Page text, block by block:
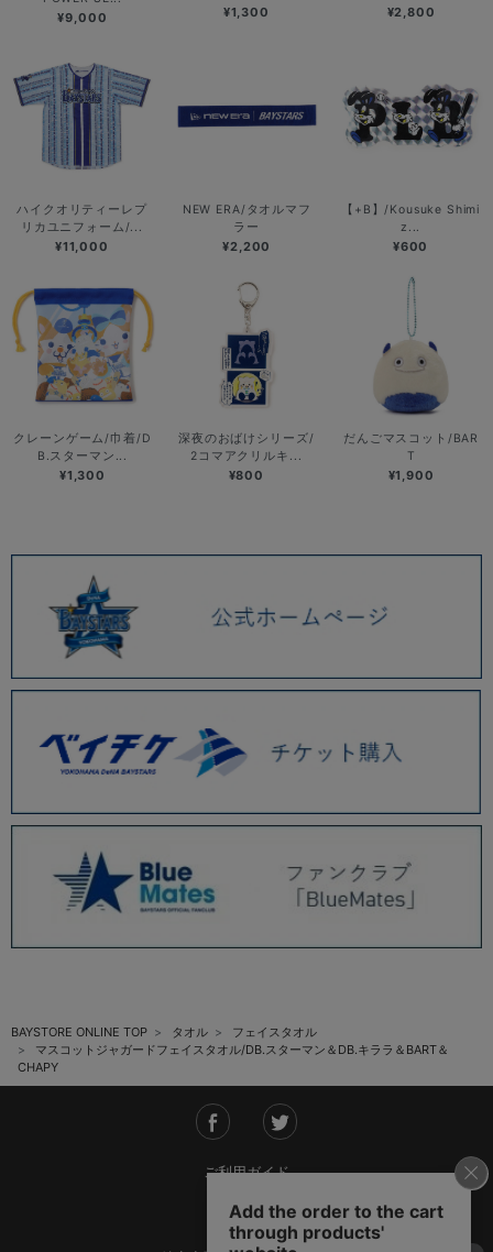
¥9,000 ¥1,300 ¥2,800
ハイクオリティーレプ
リカユニフォーム/...
¥11,000
NEW ERA/タオルマフ
ラー
¥2,200
【+B】/Kousuke Shimi
z...
¥600
クレーンゲーム/巾着/D
B.スターマン...
¥1,300
深夜のおばけシリーズ/
2コマアクリルキ...
¥800
だんごマスコット/BAR
T
¥1,900
BAYSTORE ONLINE TOP タオル
フェイスタオル
マスコットジャガードフェイスタオル/DB.スターマン＆DB.キララ＆BART＆
CHAPY
ご利用ガイド
会社概要